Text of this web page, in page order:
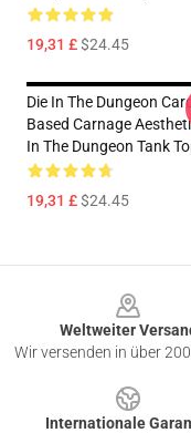
19,31 £$24.45
Die In The Dungeon
Based Carnage
In The Dungeon Tank
19,31 £$24.45
Weltweiter
Wir versenden in über
Internationale